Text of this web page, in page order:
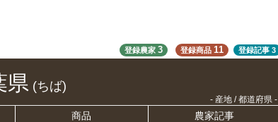
登録農家3 登録商品 11 登録記事 3
県 (ちば)
- 産地 / 都道府県 -
商品
農家記事